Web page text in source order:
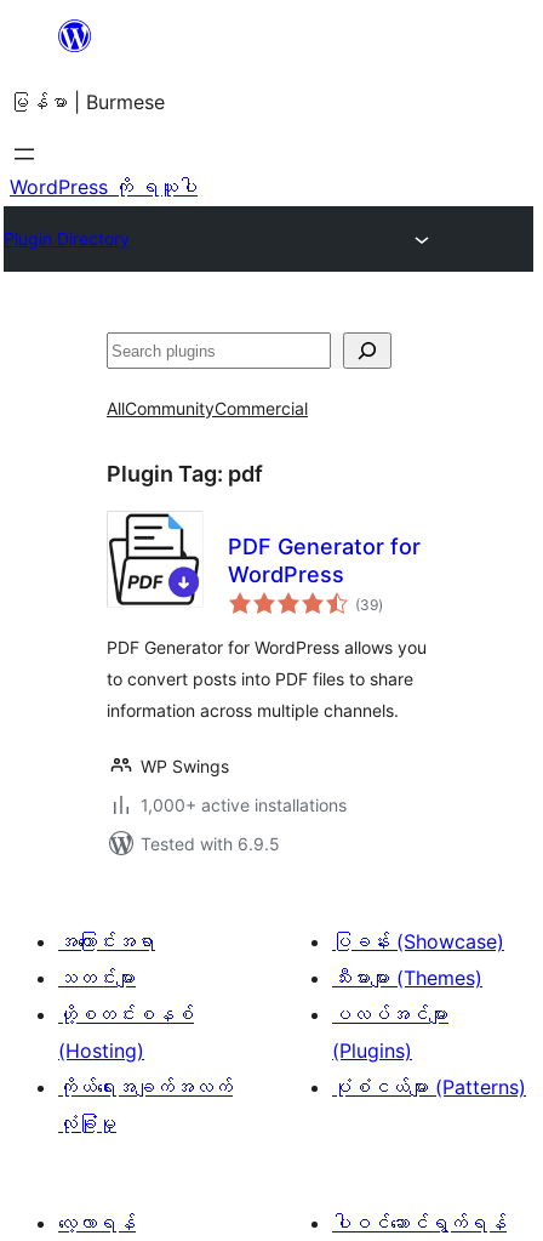
အကြောင်းအရာ
ကျော်သွား
ရန်
မြန်မာ | Burmese
WordPress ကို ရယူပါ
Plugin Directory
ရှာ
AllCommunityCommercial
Plugin Tag: pdf
PDF Generator for
WordPress
(39total
ratings
)
PDF Generator for WordPress allows you
to convert posts into PDF files to share
information across multiple channels.
WP Swings
1,000+ active installations
Tested with 6.9.5
အကြောင်းအရာ
သတင်းများ
ဟို့စတင်းစနစ်
(Hosting)
ကိုယ်ရေးအချက်အလက်
လုံခြုံမှု
ပြခန်း (Showcase)
သီးမားများ (Themes)
ပလပ်အင်များ
(Plugins)
ပုံစံငယ်များ (Patterns)
လေ့လာရန်
ပါဝင်ဆောင်ရွက်ရန်